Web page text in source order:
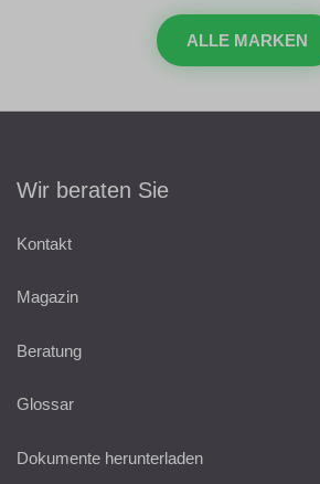
ALLE MARKEN
Wir beraten Sie
Kontakt
Magazin
Beratung
Glossar
Dokumente herunterladen